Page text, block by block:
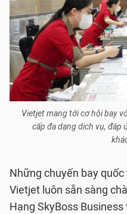
Vietjet mang tới cơ hội bay
cấp đa dạng dịch vụ, đáp
Những chuyến bay
Vietjet luôn sẵn sàng
Hạng SkyBoss